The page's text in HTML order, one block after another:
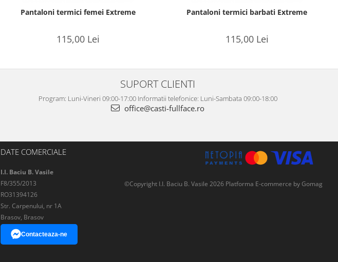
Pantaloni termici femei Extreme
115,00 Lei
Pantaloni termici barbati Extreme
115,00 Lei
SUPORT CLIENTI
Program: Luni-Vineri 09:00-17:00 Informatii telefonice: Luni-Sambata 09:00-18:00
office@casti-fullface.ro
DATE COMERCIALE
I.I. Baciu B. Vasile
F8/355/2013
RO31394126
Str. Carpenului, nr 1A
Brasov, Brasov
Contacteaza-ne
©Copyright I.I. Baciu B. Vasile 2026 Platforma E-commerce by Gomag